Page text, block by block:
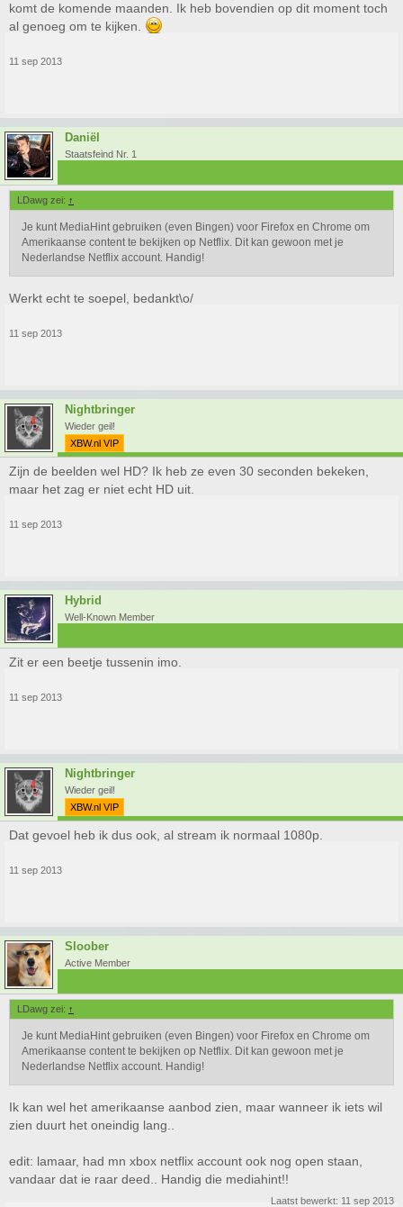
komt de komende maanden. Ik heb bovendien op dit moment toch
al genoeg om te kijken.
11 sep 2013
Daniël
Staatsfeind Nr. 1
LDawg zei: ↑
Je kunt MediaHint gebruiken (even Bingen) voor Firefox en Chrome om
Amerikaanse content te bekijken op Netflix. Dit kan gewoon met je
Nederlandse Netflix account. Handig!
Werkt echt te soepel, bedankt\o/
11 sep 2013
Nightbringer
Wieder geil!
XBW.nl VIP
Zijn de beelden wel HD? Ik heb ze even 30 seconden bekeken,
maar het zag er niet echt HD uit.
11 sep 2013
Hybrid
Well-Known Member
Zit er een beetje tussenin imo.
11 sep 2013
Nightbringer
Wieder geil!
XBW.nl VIP
Dat gevoel heb ik dus ook, al stream ik normaal 1080p.
11 sep 2013
Sloober
Active Member
LDawg zei: ↑
Je kunt MediaHint gebruiken (even Bingen) voor Firefox en Chrome om
Amerikaanse content te bekijken op Netflix. Dit kan gewoon met je
Nederlandse Netflix account. Handig!
Ik kan wel het amerikaanse aanbod zien, maar wanneer ik iets wil
zien duurt het oneindig lang..
edit: lamaar, had mn xbox netflix account ook nog open staan,
vandaar dat ie raar deed.. Handig die mediahint!!
Laatst bewerkt: 11 sep 2013